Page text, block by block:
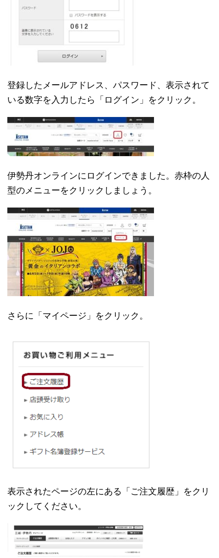
登録したメールアドレス、パスワード、表示されて
いる数字を入力したら「ログイン」をクリック。
伊勢丹オンラインにログインできました。赤枠の人
型のメニューをクリックしましょう。
さらに「マイページ」をクリック。
表示されたページの左にある「ご注文履歴」をクリ
ックしてください。